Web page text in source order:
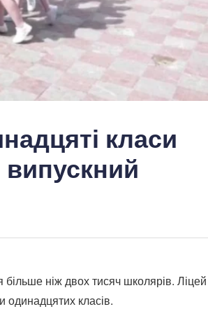
класи
ніж двох тисяч школярів. Ліцей
класів.